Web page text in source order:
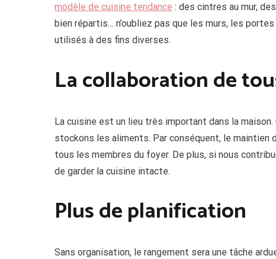
modèle de cuisine tendance : des cintres au mur,
bien répartis… n’oubliez pas que les murs, les
utilisés à des fins diverses.
La collaboration de
La cuisine est un lieu très important dans la maison.
stockons les aliments. Par conséquent, le maintien
tous les membres du foyer. De plus, si nous
de garder la cuisine intacte.
Plus de planification
Sans organisation, le rangement sera une tâche